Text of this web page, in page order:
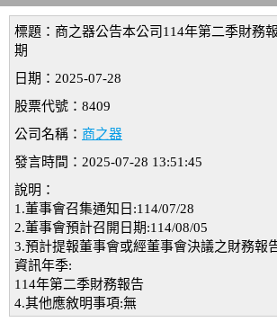
標題：商之器公告本公司114年第二季財務
期
日期：2025-07-28
股票代號：8409
公司名稱： 商之器
發言時間：2025-07-28 13:51:45
說明：
1.董事會召集通知日:114/07/28
2.董事會預計召開日期:114/08/05
3.預計提報董事會或經董事會決議之財務報
資訊年季:
114年第二季財務報告
4.其他應敘明事項:無